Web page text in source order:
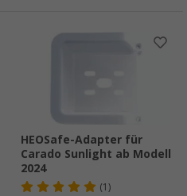
HEOSafe-Adapter für
Carado Sunlight ab Modell
2024
(1)